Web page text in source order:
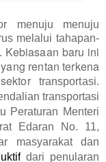
menuju menuju
melalui tahapan-
Kebiasaan baru ini
rentan terkena
transportasi
Peraturan Menteri
Edaran No. 11,
masyarakat dan
dari penularan